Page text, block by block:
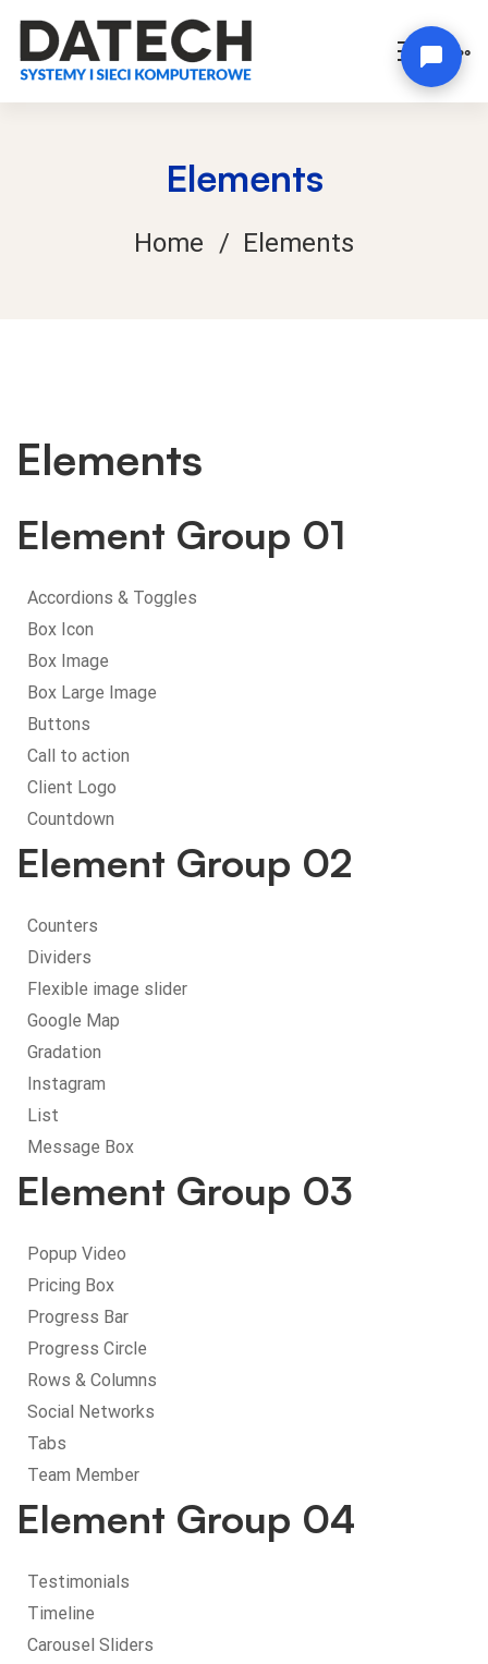
Elements
Home Elements
Elements
Elements
Element Group 01
Accordions & Toggles
Box Icon
Box Image
Box Large Image
Buttons
Call to action
Client Logo
Countdown
Element Group 02
Counters
Dividers
Flexible image slider
Google Map
Gradation
Instagram
List
Message Box
Element Group 03
Popup Video
Pricing Box
Progress Bar
Progress Circle
Rows & Columns
Social Networks
Tabs
Team Member
Element Group 04
Testimonials
Timeline
Carousel Sliders